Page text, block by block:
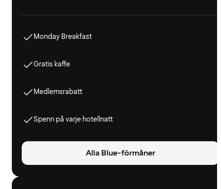
Monday Breakfast
Gratis kaffe
Medlemsrabatt
Spenn på varje hotellnatt
Alla Blue-förmåner